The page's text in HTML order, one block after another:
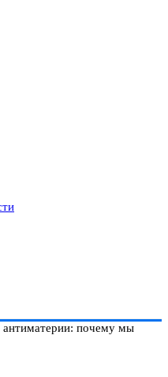
антиматерии: почему мы